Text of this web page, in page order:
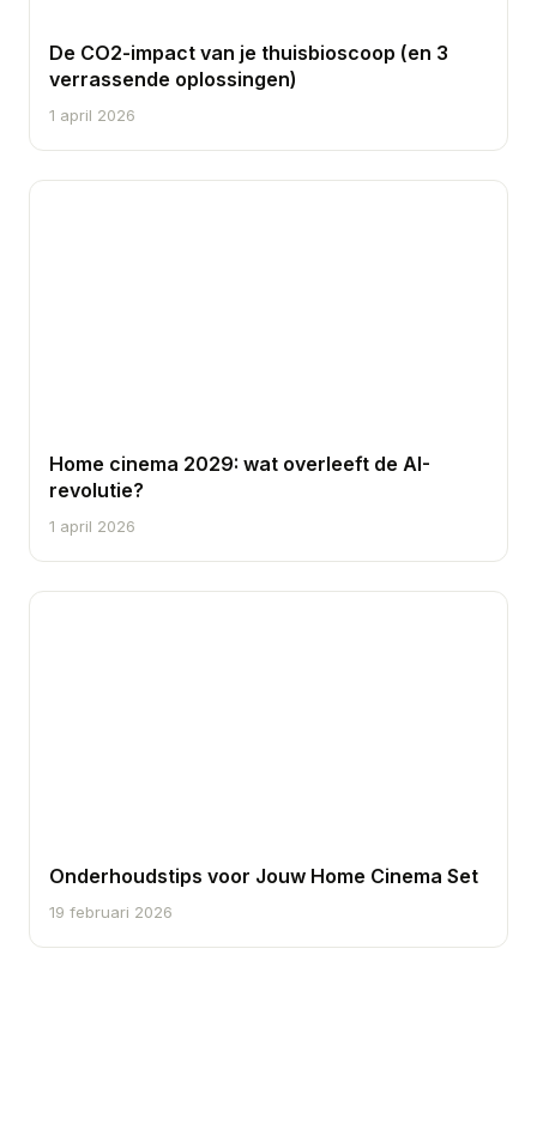
De CO2-impact van je thuisbioscoop (en 3
verrassende oplossingen)
1 april 2026
Home cinema 2029: wat overleeft de AI-
revolutie?
1 april 2026
Onderhoudstips voor Jouw Home Cinema Set
19 februari 2026